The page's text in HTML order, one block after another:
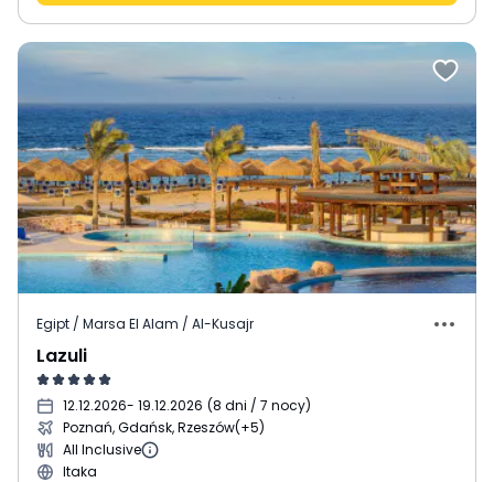
Egipt / Marsa El Alam / Al-Kusajr
Lazuli
12.12.2026- 19.12.2026 (8 dni / 7 nocy)
Poznań, Gdańsk, Rzeszów(+5)
All Inclusive
Itaka